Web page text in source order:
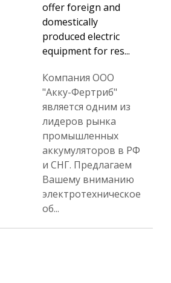
offer foreign and
domestically
produced electric
equipment for res...
Компания ООО
"Акку-Фертриб"
является одним из
лидеров рынка
промышленных
аккумуляторов в РФ
и СНГ. Предлагаем
Вашему вниманию
электротехническое
об...